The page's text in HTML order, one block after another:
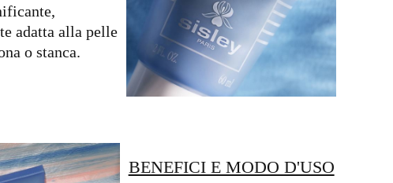
adatta alla pelle
o stanca.
BENEFICI E MODO D'USO